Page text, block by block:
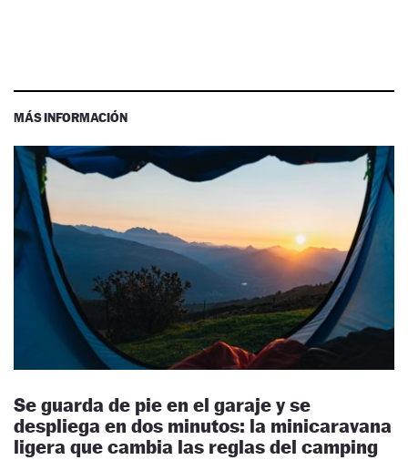
MÁS INFORMACIÓN
Se guarda de pie en el garaje y se
despliega en dos minutos: la minicaravana
ligera que cambia las reglas del camping